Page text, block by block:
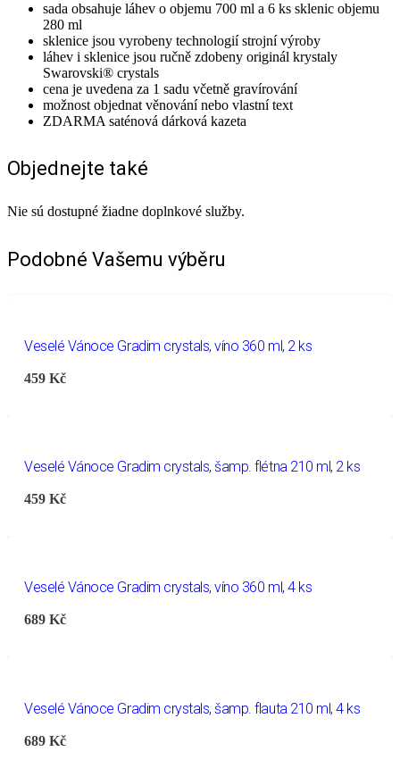
sada obsahuje láhev o objemu 700 ml a 6 ks sklenic objemu
280 ml
sklenice jsou vyrobeny technologií strojní výroby
láhev i sklenice jsou ručně zdobeny originál krystaly
Swarovski® crystals
cena je uvedena za 1 sadu včetně gravírování
možnost objednat věnování nebo vlastní text
ZDARMA saténová dárková kazeta
Objednejte také
Nie sú dostupné žiadne doplnkové služby.
Podobné Vašemu výběru
Veselé Vánoce Gradim crystals, víno 360 ml, 2 ks
459Kč
Veselé Vánoce Gradim crystals, šamp. flétna 210 ml, 2 ks
459Kč
Veselé Vánoce Gradim crystals, víno 360 ml, 4 ks
689Kč
Veselé Vánoce Gradim crystals, šamp. flauta 210 ml, 4 ks
689Kč